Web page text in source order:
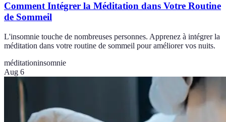
Comment Intégrer la Méditation dans Votre Routine
de Sommeil
L'insomnie touche de nombreuses personnes. Apprenez à intégrer la
méditation dans votre routine de sommeil pour améliorer vos nuits.
méditationinsomnie
Aug 6